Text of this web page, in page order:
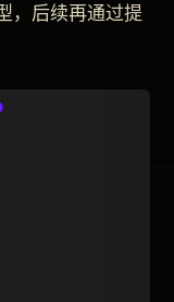
，后续再通过提